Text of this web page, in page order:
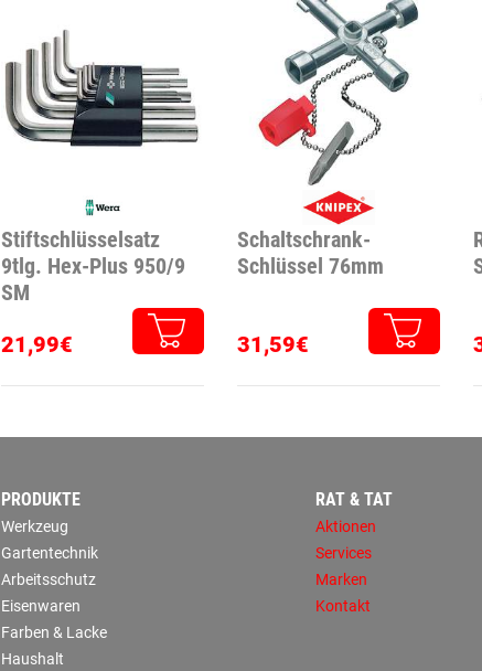
Stiftschlüsselsatz
9tlg. Hex-Plus 950/9
SM
21,99€
Schaltschrank-
Schlüssel 76mm
31,59€
PRODUKTE
Werkzeug
Gartentechnik
Arbeitsschutz
Eisenwaren
Farben & Lacke
Haushalt
RAT & TAT
Aktionen
Services
Marken
Kontakt